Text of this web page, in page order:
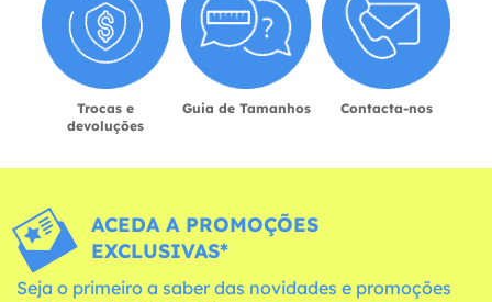
Trocas e
devoluções
Guia de Tamanhos Contacta-nos
ACEDA A PROMOÇÕES
EXCLUSIVAS*
Seja o primeiro a saber das novidades e promoções